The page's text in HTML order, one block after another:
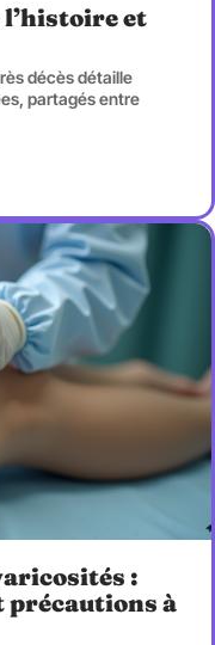
l’histoire et
décès détaille
partagés entre
:
précautions à